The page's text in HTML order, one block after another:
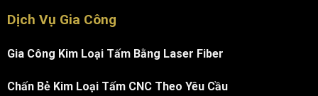
Dịch Vụ Gia Công
Gia Công Kim Loại Tấm Bằng Laser Fiber
Chấn Bẻ Kim Loại Tấm CNC Theo Yêu Cầu